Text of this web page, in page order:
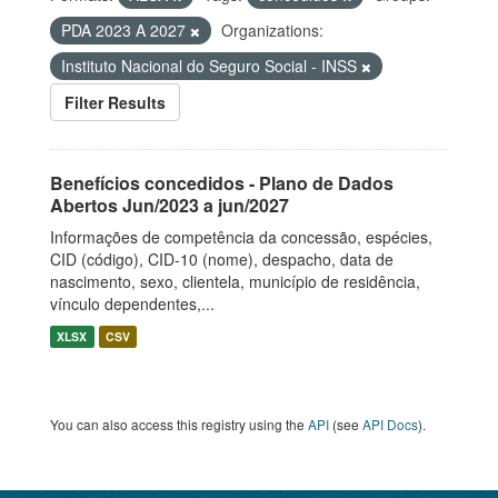
PDA 2023 A 2027
Organizations:
Instituto Nacional do Seguro Social - INSS
Filter Results
Benefícios concedidos - Plano de Dados
Abertos Jun/2023 a jun/2027
Informações de competência da concessão, espécies,
CID (código), CID-10 (nome), despacho, data de
nascimento, sexo, clientela, município de residência,
vínculo dependentes,...
XLSX CSV
You can also access this registry using the API (see API Docs).